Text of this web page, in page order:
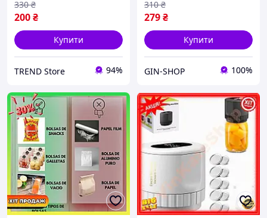
200₴
330 ₴
Купити
TREND Store 94%
279₴
310 ₴
Купити
GIN-SHOP 100%